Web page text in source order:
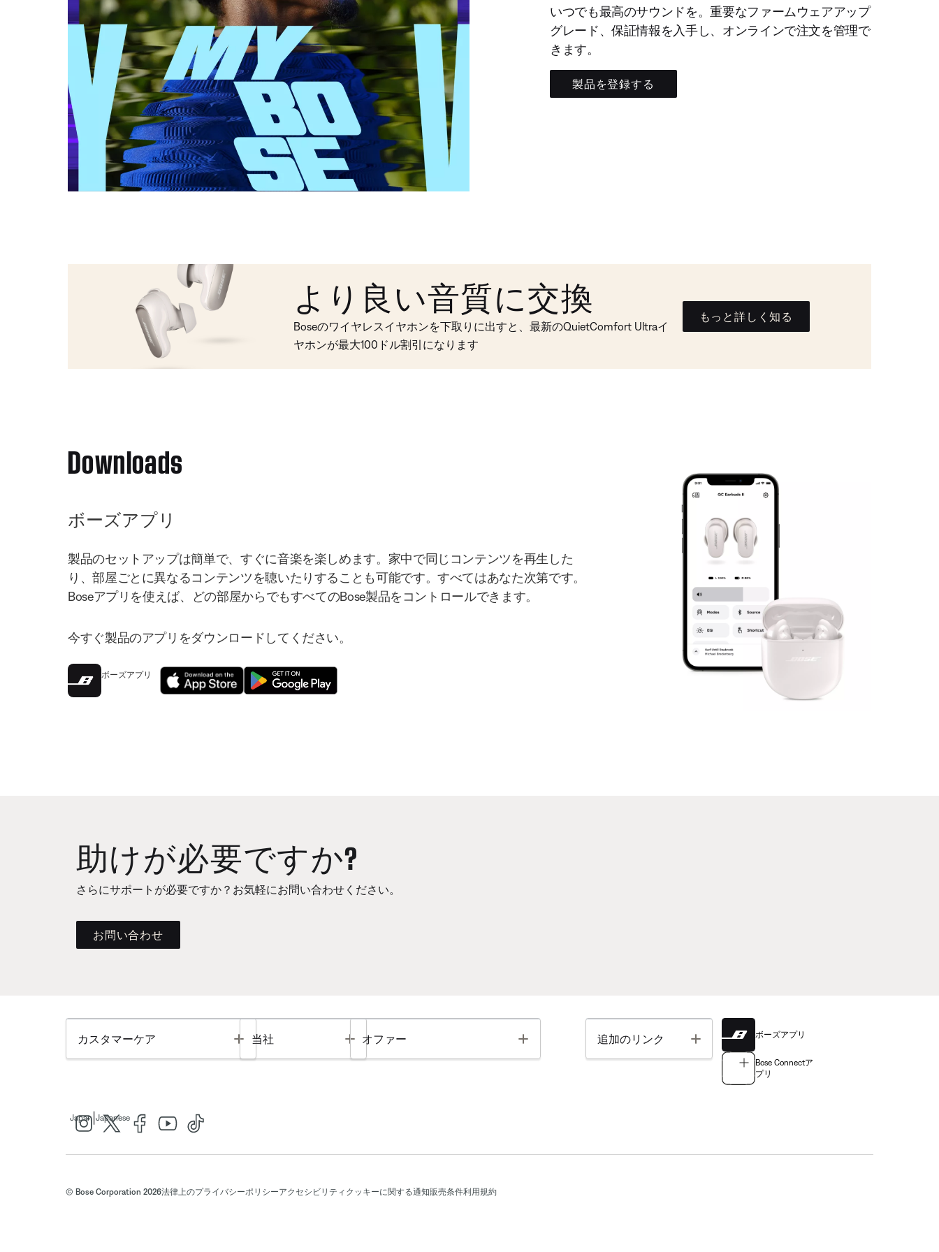
いつでも最高のサウンドを。重要なファームウェアアップ
グレード、保証情報を入手し、オンラインで注文を管理で
きます。
製品を登録する
より良い音質に交換
Boseのワイヤレスイヤホンを下取りに出すと、最新のQuietComfort Ultraイ
ヤホンが最大100ドル割引になります
もっと詳しく知る
Downloads
ボーズアプリ
製品のセットアップは簡単で、すぐに音楽を楽しめます。家中で同じコンテンツを再生した
り、部屋ごとに異なるコンテンツを聴いたりすることも可能です。すべてはあなた次第です。
Boseアプリを使えば、どの部屋からでもすべてのBose製品をコントロールできます。
今すぐ製品のアプリをダウンロードしてください。
ボーズアプリ
助けが必要ですか?
さらにサポートが必要ですか？お気軽にお問い合わせください。
お問い合わせ
カスタマーケア Toggle
当社 Toggle
オファー Toggle 追加のリンク Toggle ボーズアプリ
Bose Connectア
プリ
Japan Japanese
© Bose Corporation 2026法律上のプライバシーポリシーアクセシビリティ クッキーに関する通知販売条件利用規約